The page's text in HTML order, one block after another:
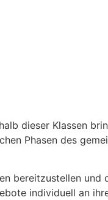
dieser Klassen
Phasen des
bereitzustellen und
individuell an